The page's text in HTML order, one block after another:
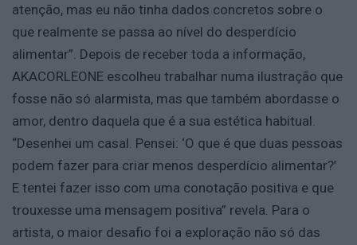
atenção, mas eu não tinha dados concretos sobre o
que realmente se passa ao nível do desperdício
alimentar”. Depois de receber toda a informação,
AKACORLEONE escolheu trabalhar numa ilustração que
fosse não só alarmista, mas que também abordasse o
amor, dentro daquela que é a sua estética habitual.
“Desenhei um casal. Pensei: ‘O que é que duas pessoas
podem fazer para criar menos desperdício alimentar?’
E tentei fazer isso com uma conotação positiva e que
trouxesse uma mensagem positiva” revela. Para o
artista, o maior desafio foi a exploração não só das